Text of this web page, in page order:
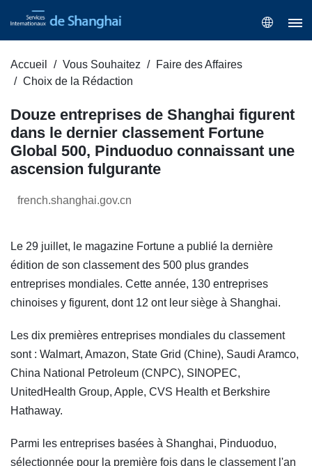
Accueil Vous Souhaitez
Faire des Affaires
Choix de la Rédaction
Douze entreprises de Shanghai figurent
dans le dernier classement Fortune
Global 500, Pinduoduo connaissant une
ascension fulgurante
french.shanghai.gov.cn
Le 29 juillet, le magazine Fortune a publié la dernière
édition de son classement des 500 plus grandes
entreprises mondiales. Cette année, 130 entreprises
chinoises y figurent, dont 12 ont leur siège à Shanghai.
Les dix premières entreprises mondiales du classement
sont : Walmart, Amazon, State Grid (Chine), Saudi Aramco,
China National Petroleum (CNPC), SINOPEC,
UnitedHealth Group, Apple, CVS Health et Berkshire
Hathaway.
Parmi les entreprises basées à Shanghai, Pinduoduo,
sélectionnée pour la première fois dans le classement l'an